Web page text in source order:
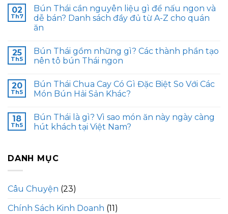
02
Th7
Bún Thái cần nguyên liệu gì để nấu ngon và
dễ bán? Danh sách đầy đủ từ A-Z cho quán
ăn
25
Th5
Bún Thái gồm những gì? Các thành phần tạo
nên tô bún Thái ngon
20
Th5
Bún Thái Chua Cay Có Gì Đặc Biệt So Với Các
Món Bún Hải Sản Khác?
18
Th5
Bún Thái là gì? Vì sao món ăn này ngày càng
hút khách tại Việt Nam?
DANH MỤC
Câu Chuyện (23)
Chính Sách Kinh Doanh (11)